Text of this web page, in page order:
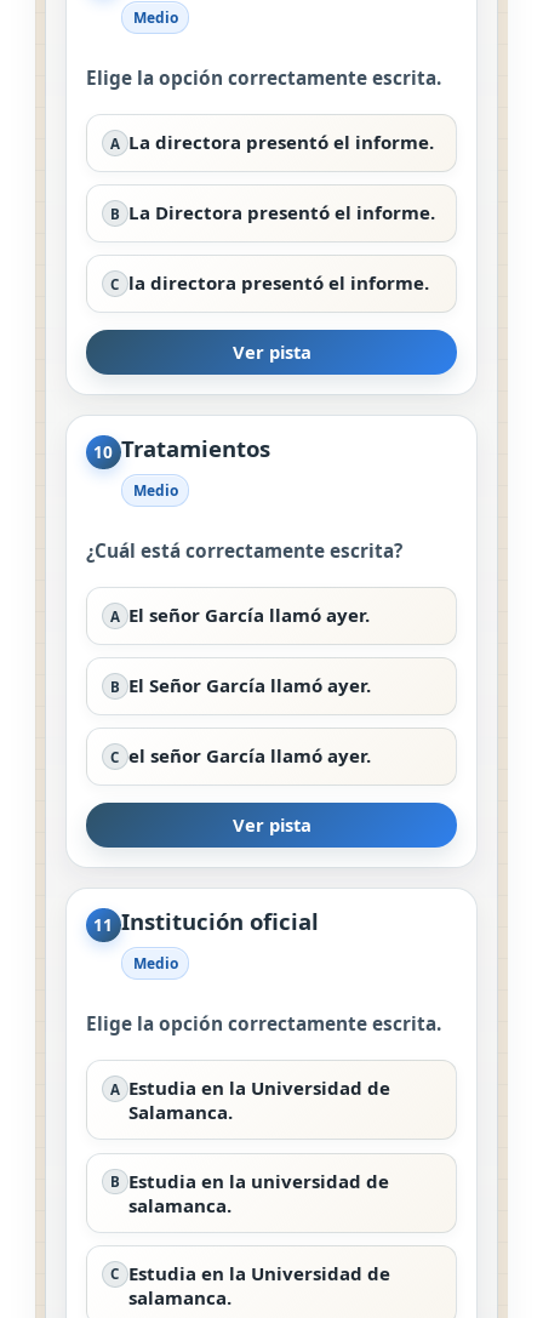
Medio
Elige la opción correctamente escrita.
A La directora presentó el informe.
B La Directora presentó el informe.
C la directora presentó el informe.
Ver pista
10 Tratamientos
Medio
¿Cuál está correctamente escrita?
A El señor García llamó ayer.
B El Señor García llamó ayer.
C el señor García llamó ayer.
Ver pista
11 Institución oficial
Medio
Elige la opción correctamente escrita.
A Estudia en la Universidad de
Salamanca.
B Estudia en la universidad de
salamanca.
C Estudia en la Universidad de
salamanca.